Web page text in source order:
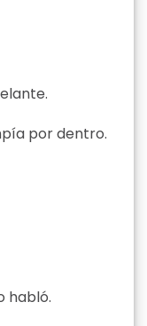
por dentro.
habló.